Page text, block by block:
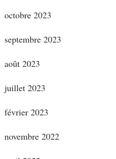
octobre 2023
septembre 2023
août 2023
juillet 2023
février 2023
novembre 2022